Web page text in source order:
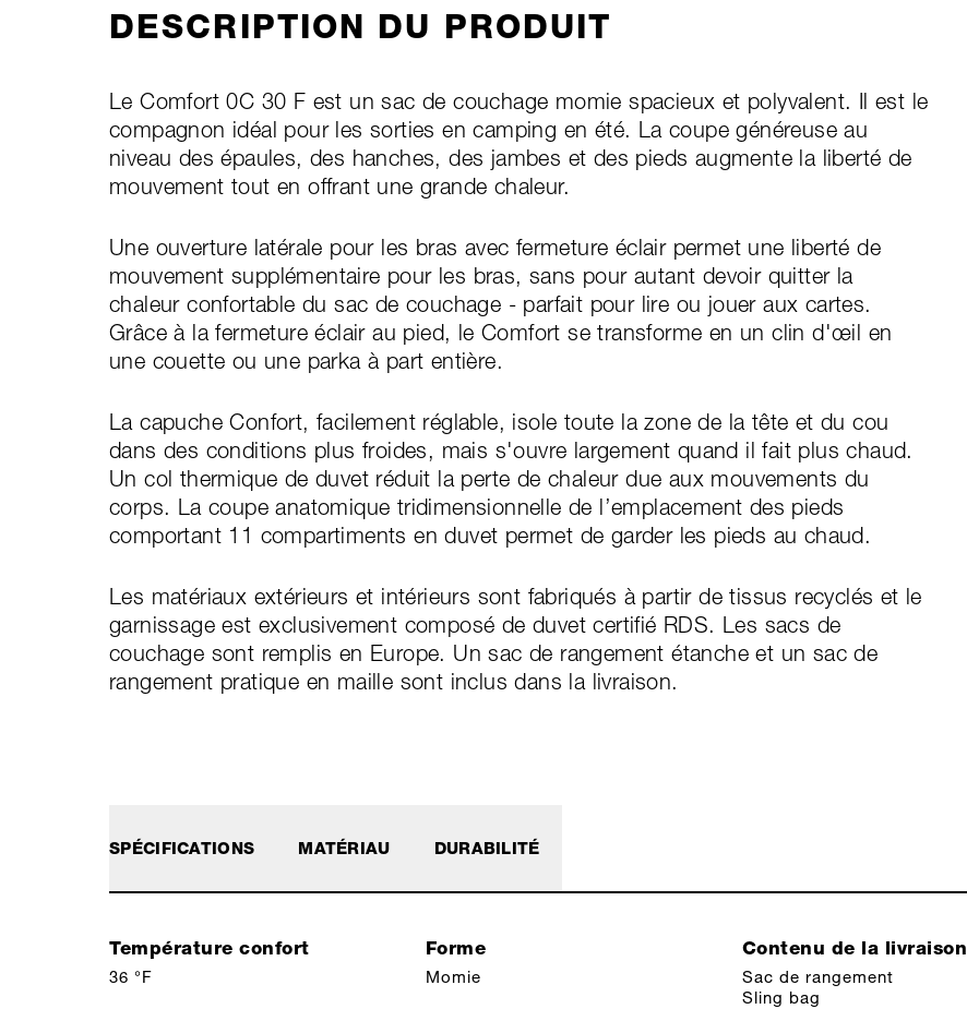
DESCRIPTION DU PRODUIT
Le Comfort 0C 30 F est un sac de couchage momie spacieux et polyvalent. Il est le
compagnon idéal pour les sorties en camping en été. La coupe généreuse au
niveau des épaules, des hanches, des jambes et des pieds augmente la liberté de
mouvement tout en offrant une grande chaleur.
Une ouverture latérale pour les bras avec fermeture éclair permet une liberté de
mouvement supplémentaire pour les bras, sans pour autant devoir quitter la
chaleur confortable du sac de couchage - parfait pour lire ou jouer aux cartes.
Grâce à la fermeture éclair au pied, le Comfort se transforme en un clin d'œil en
une couette ou une parka à part entière.
La capuche Confort, facilement réglable, isole toute la zone de la tête et du cou
dans des conditions plus froides, mais s'ouvre largement quand il fait plus chaud.
Un col thermique de duvet réduit la perte de chaleur due aux mouvements du
corps. La coupe anatomique tridimensionnelle de l’emplacement des pieds
comportant 11 compartiments en duvet permet de garder les pieds au chaud.
Les matériaux extérieurs et intérieurs sont fabriqués à partir de tissus recyclés et le
garnissage est exclusivement composé de duvet certifié RDS. Les sacs de
couchage sont remplis en Europe. Un sac de rangement étanche et un sac de
rangement pratique en maille sont inclus dans la livraison.
SPÉCIFICATIONS
Température confort
36 °F
Forme
Momie
Contenu de la livraison
Sac de rangement
Sling bag
MATÉRIAU DURABILITÉ